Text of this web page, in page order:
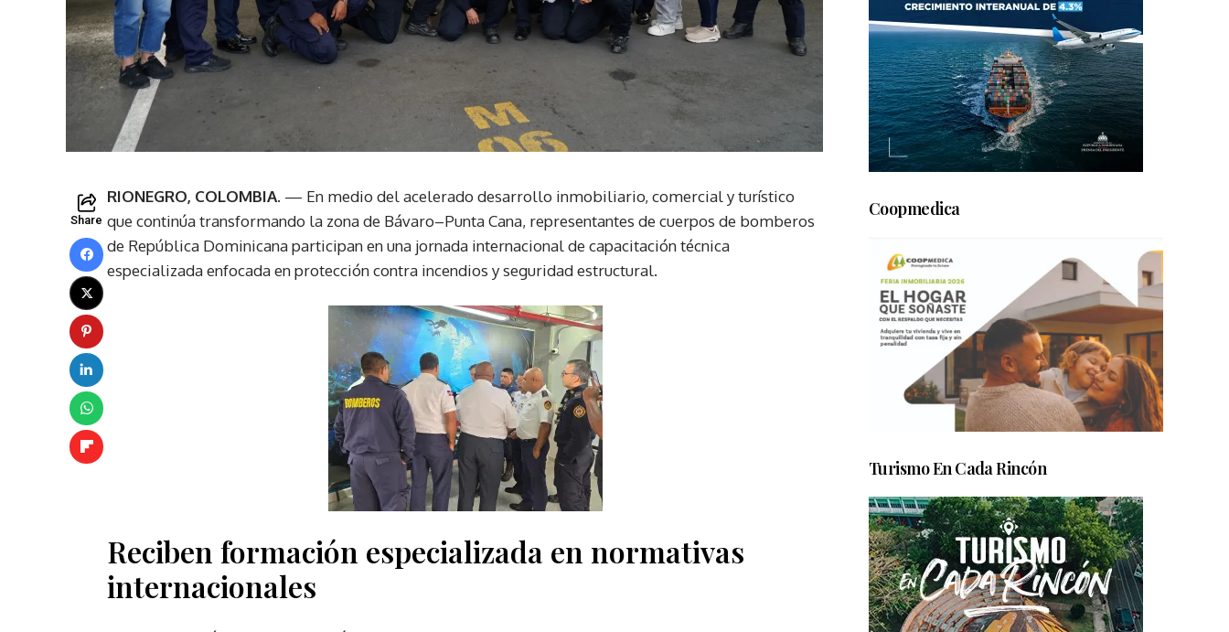
Share
RIONEGRO, COLOMBIA. — En medio del acelerado desarrollo inmobiliario, comercial y turístico
que continúa transformando la zona de Bávaro–Punta Cana, representantes de cuerpos de bomberos
de República Dominicana participan en una jornada internacional de capacitación técnica
especializada enfocada en protección contra incendios y seguridad estructural.
Reciben formación especializada en normativas
internacionales
Coopmedica
Turismo En Cada Rincón